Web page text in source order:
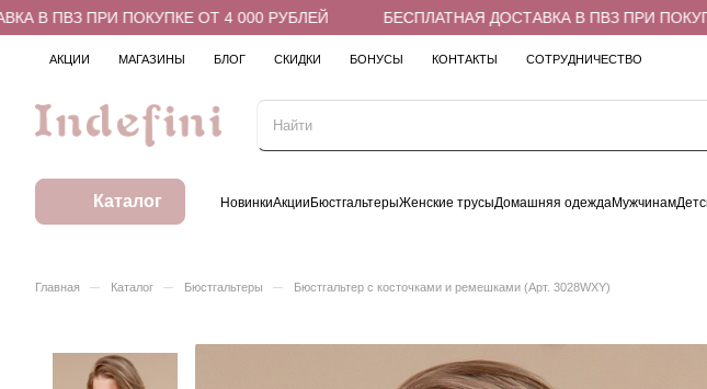
ПВЗ ПРИ ПОКУПКЕ ОТ 4 000 РУБЛЕЙ БЕСПЛАТНАЯ ДОСТАВКА В ПВЗ ПРИ ПОКУПКЕ
АКЦИИ МАГАЗИНЫ БЛОГ СКИДКИ БОНУСЫ КОНТАКТЫ СОТРУДНИЧЕСТВО
Каталог НовинкиАкцииБюстгальтерыЖенские трусыДомашняя одеждаМужчинам
Главная – Каталог – Бюстгальтеры – Бюстгальтер с косточками и ремешками (Арт. 3028WXY)